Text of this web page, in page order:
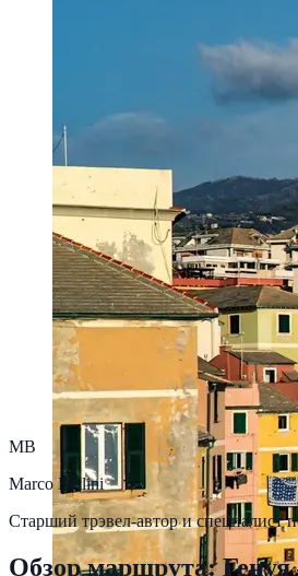
MB
Marco Bellini
Старший трэвел-автор и специалист
Обзор маршрута: